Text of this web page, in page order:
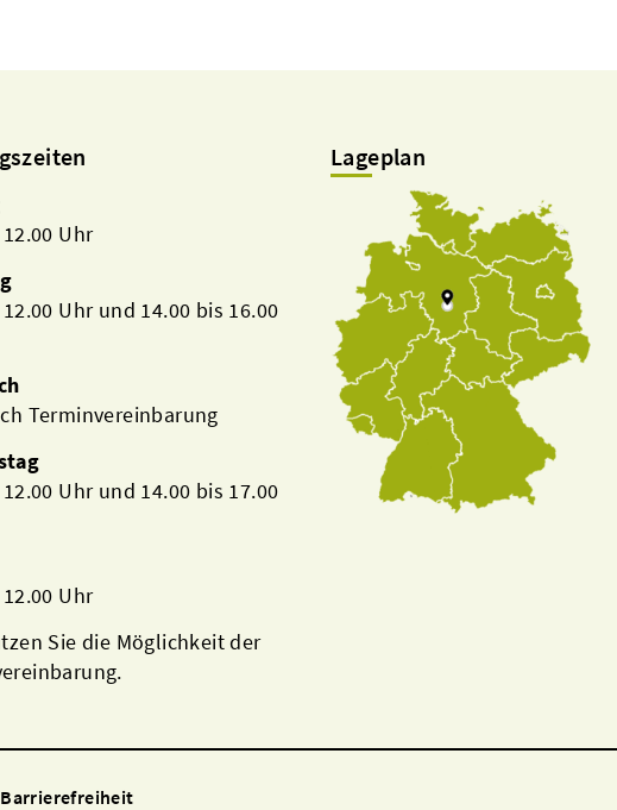
Uhr
Uhr und 14.00 bis 16.00
Terminvereinbarung
Uhr und 14.00 bis 17.00
Uhr
Sie die Möglichkeit der
Lageplan
Barrierefreiheit